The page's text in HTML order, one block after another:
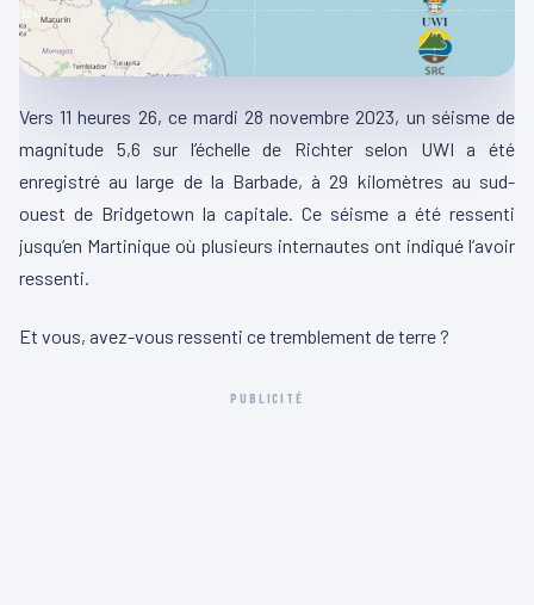
Vers 11 heures 26, ce mardi 28 novembre 2023, un séisme de
magnitude 5,6 sur l’échelle de Richter selon UWI a été
enregistré au large de la Barbade, à 29 kilomètres au sud-
ouest de Bridgetown la capitale. Ce séisme a été ressenti
jusqu’en Martinique où plusieurs internautes ont indiqué l’avoir
ressenti.
Et vous, avez-vous ressenti ce tremblement de terre ?
PUBLICITÉ